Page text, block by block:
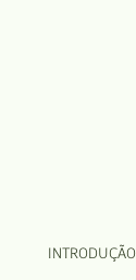
INTRODUÇÃO